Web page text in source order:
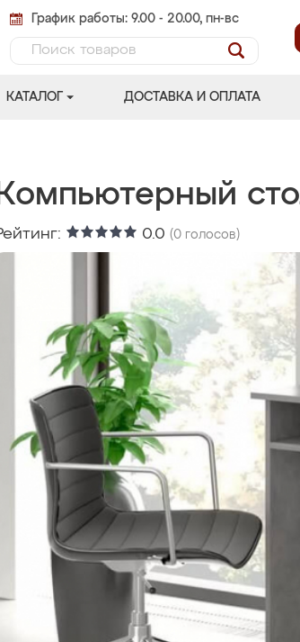
График работы: 9.00 - 20.00, пн-вс
КАТАЛОГ ДОСТАВКА И ОПЛАТА
Компьютерный
0.0 (0 голосов)